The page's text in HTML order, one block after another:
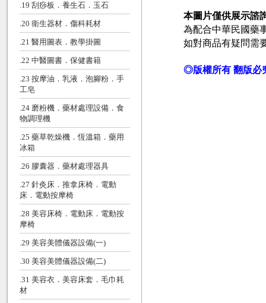
.19 刮痧板．養生石．玉石
.20 衛生器材．傷科耗材
.21 醫用圖表．教學掛圖
.22 中醫圖書．保健書籍
.23 按摩油．乳液．泡腳粉．手
工皂
.24 磨粉機．藥材處理設備．食
物調理機
.25 藥草乾燥機．恆溫箱．藥用
冰箱
.26 膠囊器．藥材處理器具
.27 針灸床．推拿床椅．電動
床．電動按摩椅
.28 美容床椅．電動床．電動按
摩椅
.29 美容美體儀器設備(一)
.30 美容美體儀器設備(二)
.31 美容衣．美容床套．毛巾耗
材
本圖片僅供展示諮
為配合中華民國藥
如對商品有疑問需
◎版權所有 翻版